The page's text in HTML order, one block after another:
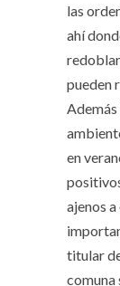
las
ahí
pueden
en
ajenos
titular
comuna